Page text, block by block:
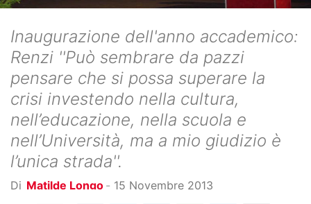
Inaugurazione dell'anno accademico:
Renzi ''Può sembrare da pazzi
pensare che si possa superare la
crisi investendo nella cultura,
nell’educazione, nella scuola e
nell’Università, ma a mio giudizio è
l’unica strada''.
Di Matilde Longo - 15 Novembre 2013